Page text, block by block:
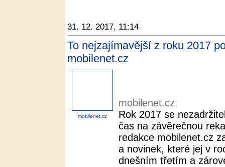
31. 12. 2017, 11:14
To nejzajímavější z roku 2017
mobilenet.cz
mobilenet.cz
mobilenet.cz
Rok 2017 se
čas na závěrečnou
redakce mobilenet.cz
a novinek, které jej v
dnešním třetím a